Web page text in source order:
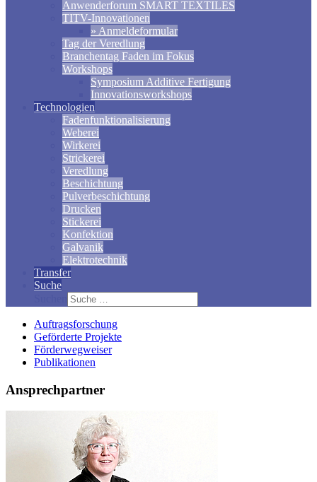
Anwenderforum SMART TEXTILES
TITV-Innovationen
» Anmeldeformular
Tag der Veredlung
Branchentag Faden im Fokus
Workshops
Symposium Additive Fertigung
Innovationsworkshops
Technologien
Fadenfunktionalisierung
Weberei
Wirkerei
Strickerei
Veredlung
Beschichtung
Pulverbeschichtung
Drucken
Stickerei
Konfektion
Galvanik
Elektrotechnik
Transfer
Suche
Auftragsforschung
Geförderte Projekte
Förderwegweiser
Publikationen
Ansprechpartner